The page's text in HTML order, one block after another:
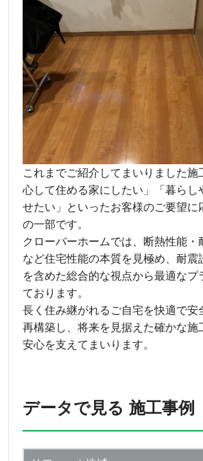
これまでご紹介してまいりました施
心して住める家にしたい」「暮らし
せたい」といったお客様のご要望に
の一部です。
クローバーホームでは、断熱性能・
など住宅性能の本質を見極め、耐震
を含めた総合的な視点から最適なプ
ております。
長く住み継がれるご自宅を快適で安
再構築し、将来を見据えた確かな施
安心を支えてまいります。
データで見る 施工事例